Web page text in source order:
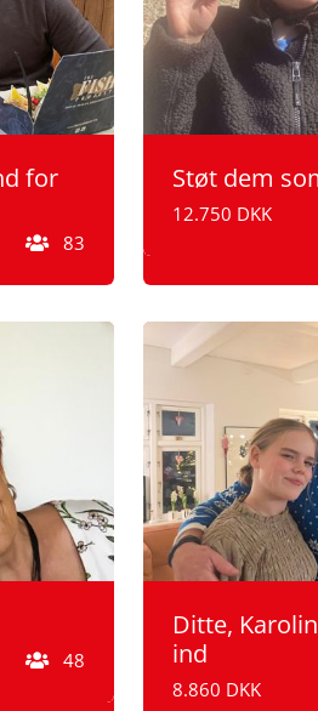
for
83
Støt dem
12.750 DKK
48
Ditte,
ind
8.860 DKK